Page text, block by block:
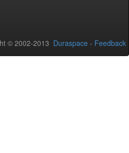
© 2002-2013 Duraspace - Feedback